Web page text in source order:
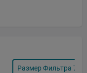
Размер Фильтра